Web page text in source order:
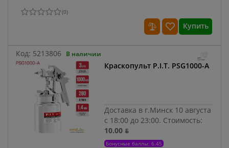
(0)
Купить
Код: 5213806 В наличии
Краскопульт P.I.T. PSG1000-A
Доставка в г.Минск 10 августа
с 18:00 до 23:00. Стоимость:
10.00 ƃ
Бонусные баллы: 6.45